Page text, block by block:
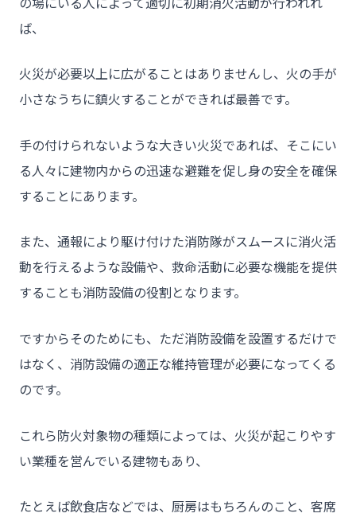
- HOME
- トウカイセツビについて
- トウカイセツビが選ばれる理由
- 介護施設事業者様
- 不動産管理会社様・アパートマンションオーナー様
- 工事業者様
- お客様の声
- 施工事例
- 会社概要
- お問い合わせ
ば、
火災が必要以上に広がることはありませんし、火の手が
小さなうちに鎮火することができれば最善です。
手の付けられないような大きい火災であれば、そこにい
る人々に建物内からの迅速な避難を促し身の安全を確保
することにあります。
また、通報により駆け付けた消防隊がスムースに消火活
動を行えるような設備や、救命活動に必要な機能を提供
することも消防設備の役割となります。
ですからそのためにも、ただ消防設備を設置するだけで
はなく、消防設備の適正な維持管理が必要になってくる
のです。
これら防火対象物の種類によっては、火災が起こりやす
い業種を営んでいる建物もあり、
たとえば飲食店などでは、厨房はもちろんのこと、客席